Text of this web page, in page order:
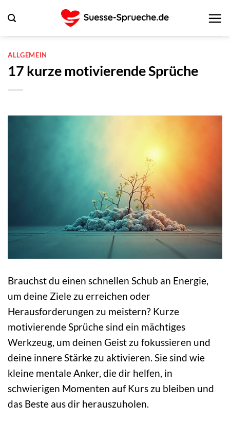
Inhalt
springen
ALLGEMEIN
17 kurze motivierende Sprüche
Brauchst du einen schnellen Schub an Energie,
um deine Ziele zu erreichen oder
Herausforderungen zu meistern? Kurze
motivierende Sprüche sind ein mächtiges
Werkzeug, um deinen Geist zu fokussieren und
deine innere Stärke zu aktivieren. Sie sind wie
kleine mentale Anker, die dir helfen, in
schwierigen Momenten auf Kurs zu bleiben und
das Beste aus dir herauszuholen.